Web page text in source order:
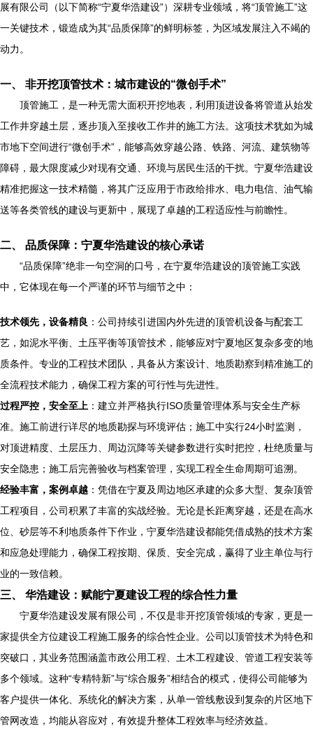
展有限公司（以下简称“宁夏华浩建设”）深耕专业领域，将“顶管施工”这
一关键技术，锻造成为其“品质保障”的鲜明标签，为区域发展注入不竭的
动力。
一、 非开挖顶管技术：城市建设的“微创手术”
顶管施工，是一种无需大面积开挖地表，利用顶进设备将管道从始发
工作井穿越土层，逐步顶入至接收工作井的施工方法。这项技术犹如为城
市地下空间进行“微创手术”，能够高效穿越公路、铁路、河流、建筑物等
障碍，最大限度减少对现有交通、环境与居民生活的干扰。宁夏华浩建设
精准把握这一技术精髓，将其广泛应用于市政给排水、电力电信、油气输
送等各类管线的建设与更新中，展现了卓越的工程适应性与前瞻性。
二、 品质保障：宁夏华浩建设的核心承诺
“品质保障”绝非一句空洞的口号，在宁夏华浩建设的顶管施工实践
中，它体现在每一个严谨的环节与细节之中：
技术领先，设备精良 ：公司持续引进国内外先进的顶管机设备与配套工
艺，如泥水平衡、土压平衡等顶管技术，能够应对宁夏地区复杂多变的地
质条件。专业的工程技术团队，具备从方案设计、地质勘察到精准施工的
全流程技术能力，确保工程方案的可行性与先进性。
过程严控，安全至上 ：建立并严格执行ISO质量管理体系与安全生产标
准。施工前进行详尽的地质勘探与环境评估；施工中实行24小时监测，
对顶进精度、土层压力、周边沉降等关键参数进行实时把控，杜绝质量与
安全隐患；施工后完善验收与档案管理，实现工程全生命周期可追溯。
经验丰富，案例卓越 ：凭借在宁夏及周边地区承建的众多大型、复杂顶管
工程项目，公司积累了丰富的实战经验。无论是长距离穿越，还是在高水
位、砂层等不利地质条件下作业，宁夏华浩建设都能凭借成熟的技术方案
和应急处理能力，确保工程按期、保质、安全完成，赢得了业主单位与行
业的一致信赖。
三、 华浩建设：赋能宁夏建设工程的综合性力量
宁夏华浩建设发展有限公司，不仅是非开挖顶管领域的专家，更是一
家提供全方位建设工程施工服务的综合性企业。公司以顶管技术为特色和
突破口，其业务范围涵盖市政公用工程、土木工程建设、管道工程安装等
多个领域。这种“专精特新”与“综合服务”相结合的模式，使得公司能够为
客户提供一体化、系统化的解决方案，从单一管线敷设到复杂的片区地下
管网改造，均能从容应对，有效提升整体工程效率与经济效益。